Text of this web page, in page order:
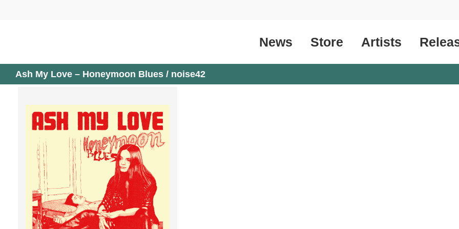
News Store Artists
Ash My Love – Honeymoon Blues / noise42